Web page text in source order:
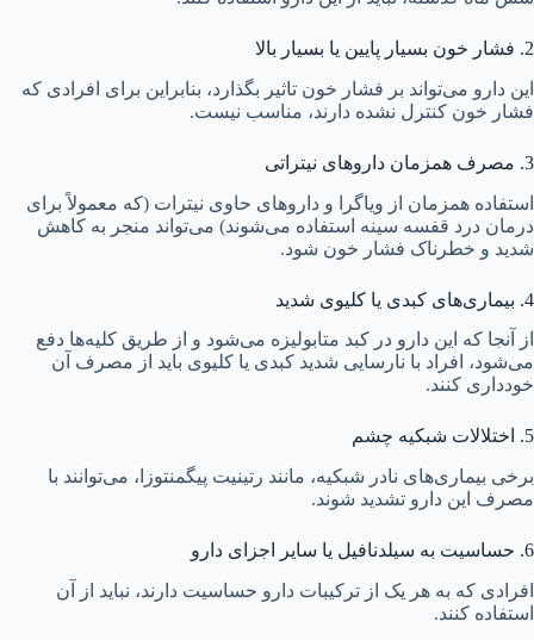
2. فشار خون بسیار پایین یا بسیار بالا
این دارو می‌تواند بر فشار خون تاثیر بگذارد، بنابراین برای افرادی که
فشار خون کنترل نشده دارند، مناسب نیست.
3. مصرف همزمان داروهای نیتراتی
استفاده همزمان از ویاگرا و داروهای حاوی نیترات (که معمولاً برای
درمان درد قفسه سینه استفاده می‌شوند) می‌تواند منجر به کاهش
شدید و خطرناک فشار خون شود.
4. بیماری‌های کبدی یا کلیوی شدید
از آنجا که این دارو در کبد متابولیزه می‌شود و از طریق کلیه‌ها دفع
می‌شود، افراد با نارسایی شدید کبدی یا کلیوی باید از مصرف آن
خودداری کنند.
5. اختلالات شبکیه چشم
برخی بیماری‌های نادر شبکیه، مانند رتینیت پیگمنتوزا، می‌توانند با
مصرف این دارو تشدید شوند.
6. حساسیت به سیلدنافیل یا سایر اجزای دارو
افرادی که به هر یک از ترکیبات دارو حساسیت دارند، نباید از آن
استفاده کنند.